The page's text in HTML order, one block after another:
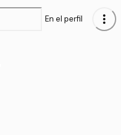
En el perfil more_vert